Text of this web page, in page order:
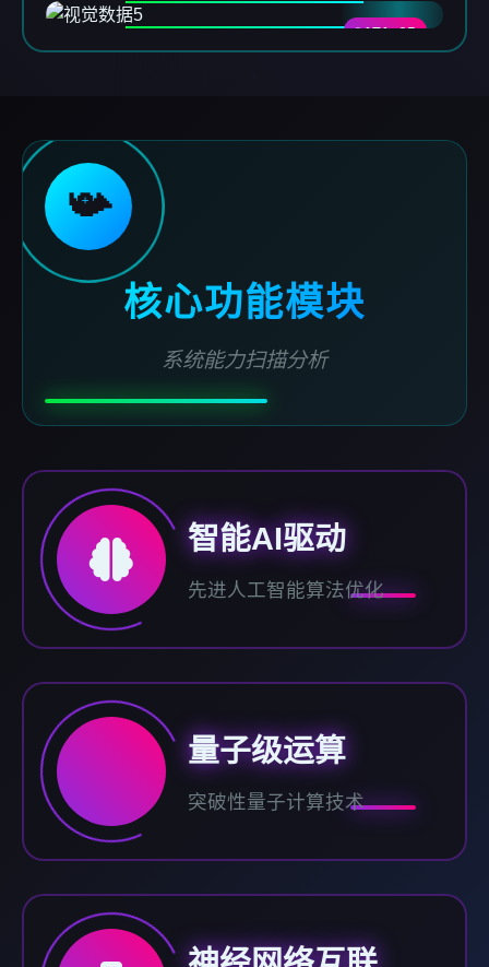
DATA-05
📯
核心功能模块
系统能力扫描分析
智能AI驱动
先进人工智能算法优化
量子级运算
突破性量子计算技术